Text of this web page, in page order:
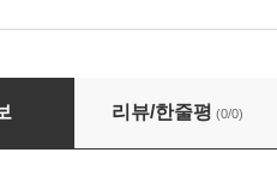
플로이드) - The Dark Side
리뷰/한줄평 (0/0)